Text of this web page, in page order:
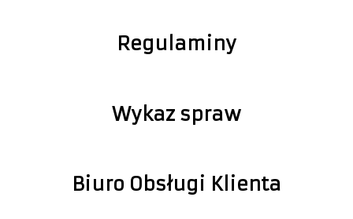
Regulaminy
Wykaz spraw
Biuro Obsługi Klienta